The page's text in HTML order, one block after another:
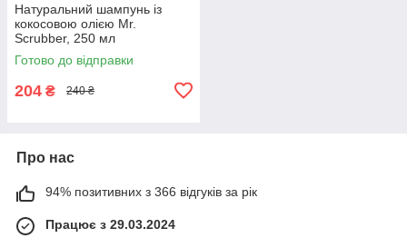
Натуральний шампунь із
кокосовою олією Mr.
Scrubber, 250 мл
(4820200231846)
Готово до відправки
204 ₴ 240 ₴
Про нас
94% позитивних з 366 відгуків за рік
Працює з 29.03.2024